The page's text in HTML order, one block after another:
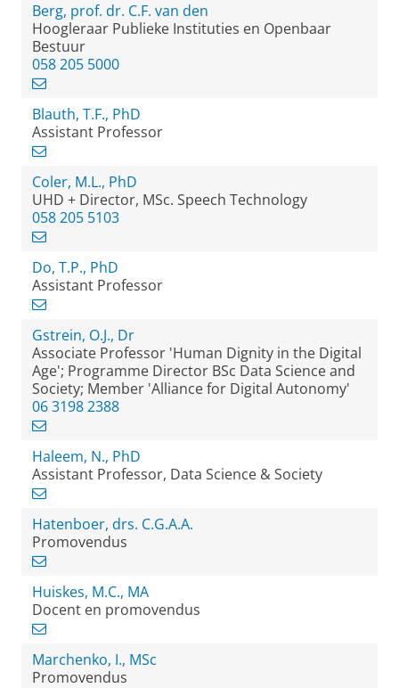
Berg, prof. dr. C.F. van den
Hoogleraar Publieke Instituties en Openbaar
Bestuur
058 205 5000
Blauth, T.F., PhD
Assistant Professor
Coler, M.L., PhD
UHD + Director, MSc. Speech Technology
058 205 5103
Do, T.P., PhD
Assistant Professor
Gstrein, O.J., Dr
Associate Professor 'Human Dignity in the Digital
Age'; Programme Director BSc Data Science and
Society; Member 'Alliance for Digital Autonomy'
06 3198 2388
Haleem, N., PhD
Assistant Professor, Data Science & Society
Hatenboer, drs. C.G.A.A.
Promovendus
Huiskes, M.C., MA
Docent en promovendus
Marchenko, I., MSc
Promovendus